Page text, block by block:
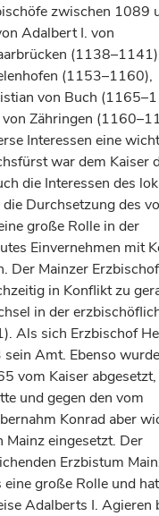
zwischen 1089
Adalbert I. von
(1153–1160),
von Buch
Zähringen
Interessen eine
war dem Kaiser
die Interessen des
Durchsetzung des
große Rolle in der
Einvernehmen mit
Der Mainzer Erzbischof
in Konflikt zu
in der
Als sich Erzbischof
Amt. Ebenso wurde
vom Kaiser abgesetzt,
und gegen den vom
Konrad aber
eingesetzt. Der
Erzbistum
große Rolle und
Adalberts I. Agieren